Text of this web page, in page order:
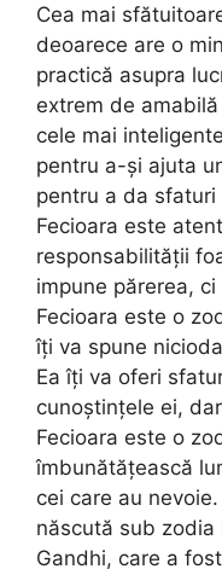
Cea mai
deoarece are o
practică asupra
extrem de
cele mai
pentru a-și ajuta
pentru a da sfaturi
Fecioara este
responsabilității
impune părerea,
Fecioara este o
îți va spune
Ea îți va oferi
cunoștințele ei,
Fecioara este o
îmbunătățească
cei care au
născută sub zodia
Gandhi, care a